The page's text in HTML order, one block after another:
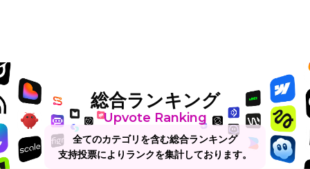
総合ランキング
Upvote Ranking
全てのカテゴリを含む総合ランキング
支持投票によりランクを集計しております。